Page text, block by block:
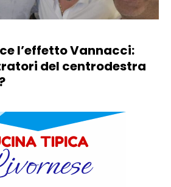
l’effetto Vannacci:
del centrodestra